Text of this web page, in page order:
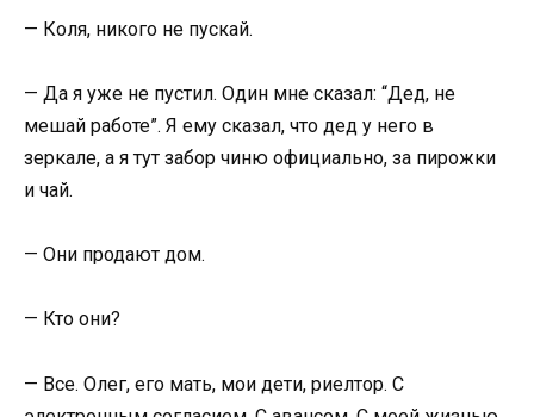
— Коля, никого не пускай.
— Да я уже не пустил. Один мне сказал: “Дед, не
мешай работе”. Я ему сказал, что дед у него в
зеркале, а я тут забор чиню официально, за пирожки
и чай.
— Они продают дом.
— Кто они?
— Все. Олег, его мать, мои дети, риелтор. С